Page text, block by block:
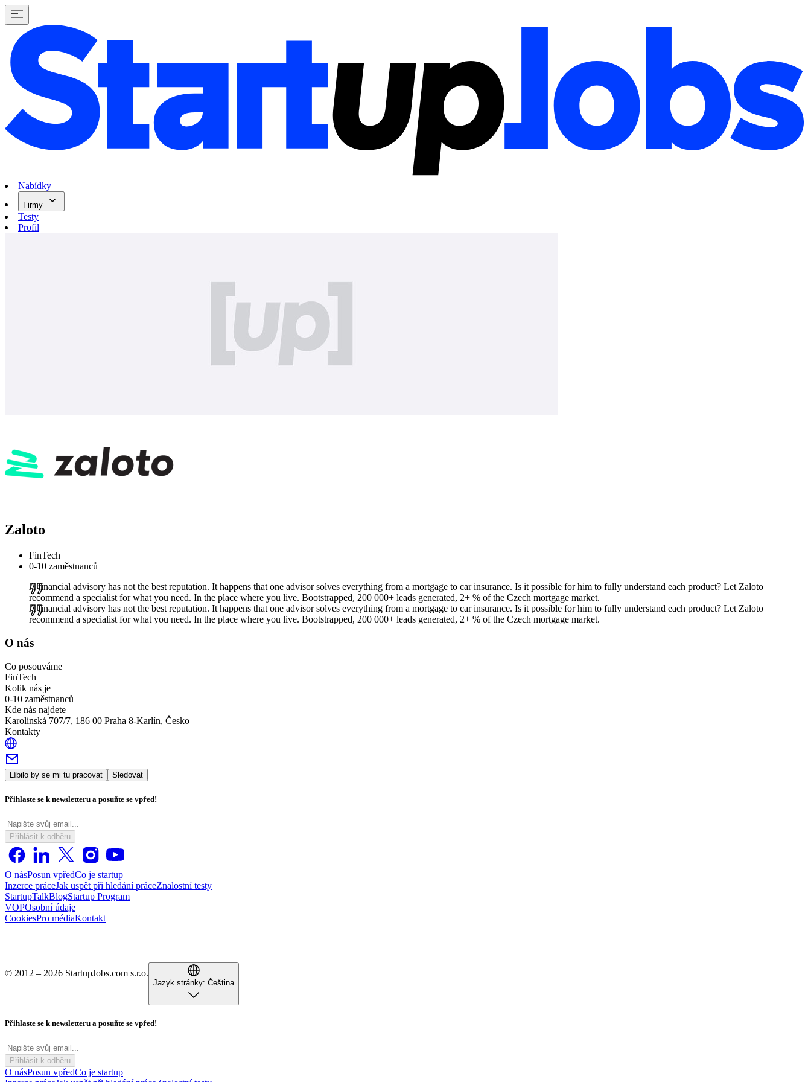
Nabídky
Firmy
Testy
Profil
Zaloto
FinTech
0-10 zaměstnanců
A financial advisory has not the best reputation. It happens that one advisor solves everything from a mortgage to car insurance. Is it possible for him to fully understand each product? Let Zaloto
recommend a specialist for what you need. In the place where you live. Bootstrapped, 200 000+ leads generated, 2+ % of the Czech mortgage market.
A financial advisory has not the best reputation. It happens that one advisor solves everything from a mortgage to car insurance. Is it possible for him to fully understand each product? Let Zaloto
recommend a specialist for what you need. In the place where you live. Bootstrapped, 200 000+ leads generated, 2+ % of the Czech mortgage market.
O nás
Co posouváme
FinTech
Kolik nás je
0-10 zaměstnanců
Kde nás najdete
Karolinská 707/7, 186 00 Praha 8-Karlín, Česko
Kontakty
Líbilo by se mi tu pracovat Sledovat
Přihlaste se k newsletteru a posuňte se vpřed!
Přihlásit k odběru
O násPosun vpředCo je startup
Inzerce práceJak uspět při hledání práceZnalostní testy
StartupTalkBlogStartup Program
VOPOsobní údaje
CookiesPro médiaKontakt
© 2012 – 2026 StartupJobs.com s.r.o.
Jazyk stránky: Čeština
Přihlaste se k newsletteru a posuňte se vpřed!
Přihlásit k odběru
O násPosun vpředCo je startup